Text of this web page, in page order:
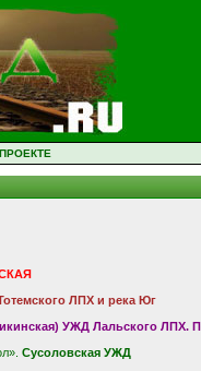
ЛПХ и река Юг
УЖД Лальского ЛПХ.
Сусоловская УЖД